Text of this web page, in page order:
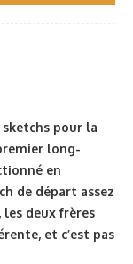
pour la
long-
en
de départ assez
les deux frères
et c’est pas